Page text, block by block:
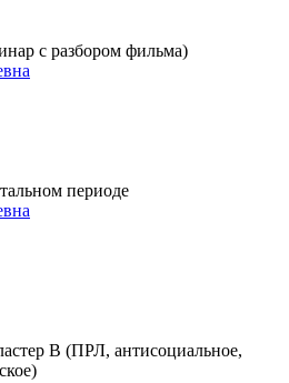
с разбором фильма)
периоде
B (ПРЛ, антисоциальное,